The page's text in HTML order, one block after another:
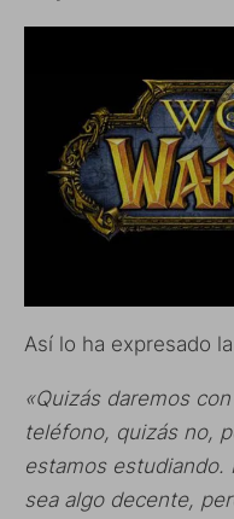
Así lo ha expresado
«Quizás daremos
teléfono, quizás no,
estamos estudiando.
sea algo decente,